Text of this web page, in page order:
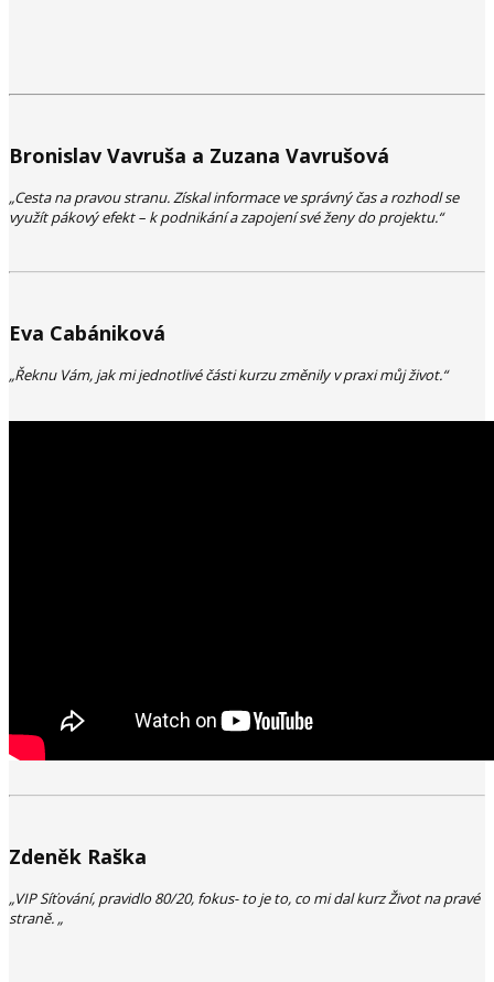
Bronislav Vavruša a Zuzana Vavrušová
„Cesta na pravou stranu. Získal informace ve správný čas a rozhodl se
využít pákový efekt – k podnikání a zapojení své ženy do projektu.“
Eva Cabániková
„Řeknu Vám, jak mi jednotlivé části kurzu změnily v praxi můj život.“
Zdeněk Raška
„VIP Síťování, pravidlo 80/20, fokus- to je to, co mi dal kurz Život na pravé
straně. „